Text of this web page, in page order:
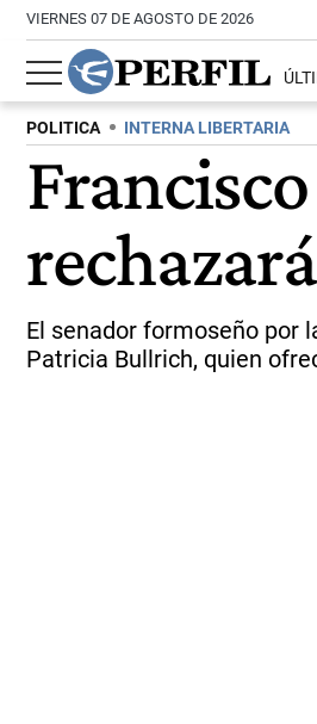
VIERNES 07 DE AGOSTO DE 2026
POLITICA INTERNA LIBERTARIA
El senador formoseño por
Patricia Bullrich, quien